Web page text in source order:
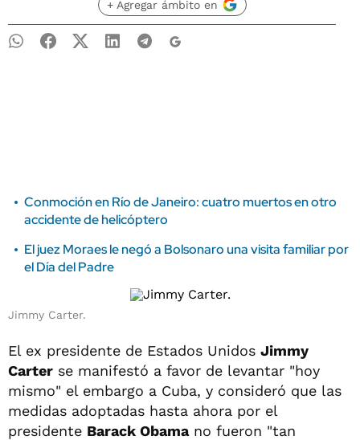
+ Agregar ámbito en
Conmoción en Río de Janeiro: cuatro muertos en otro
accidente de helicóptero
El juez Moraes le negó a Bolsonaro una visita familiar por
el Día del Padre
Jimmy Carter.
El ex presidente de Estados Unidos Jimmy
Carter se manifestó a favor de levantar "hoy
mismo" el embargo a Cuba, y consideró que las
medidas adoptadas hasta ahora por el
presidente Barack Obamano fueron "tan